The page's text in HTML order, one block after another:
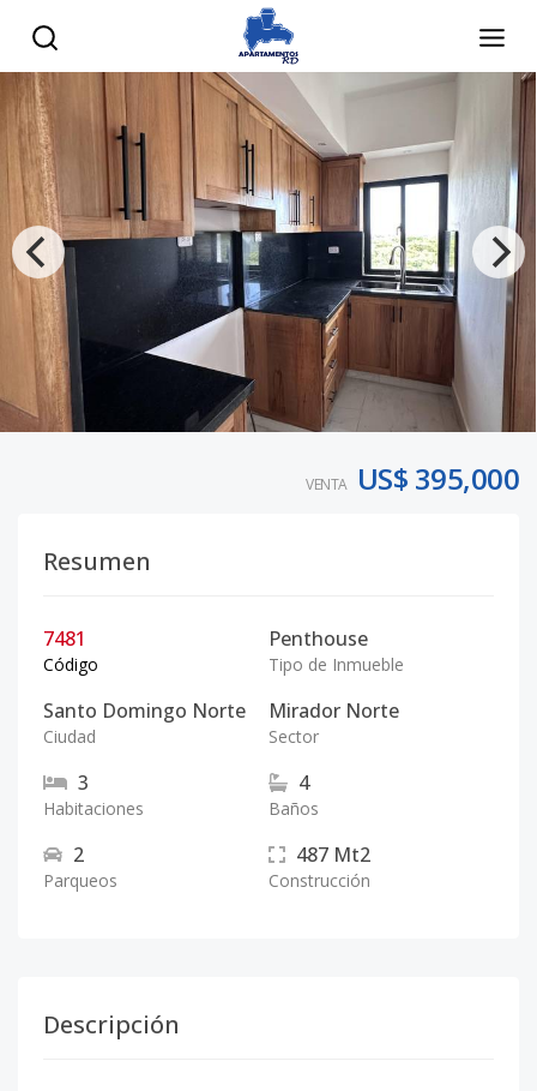
VENTA US$ 395,000
Resumen
7481
Código
Penthouse
Tipo de Inmueble
Santo Domingo Norte
Ciudad
Mirador Norte
Sector
3
Habitaciones
4
Baños
2
Parqueos
487 Mt2
Construcción
Descripción